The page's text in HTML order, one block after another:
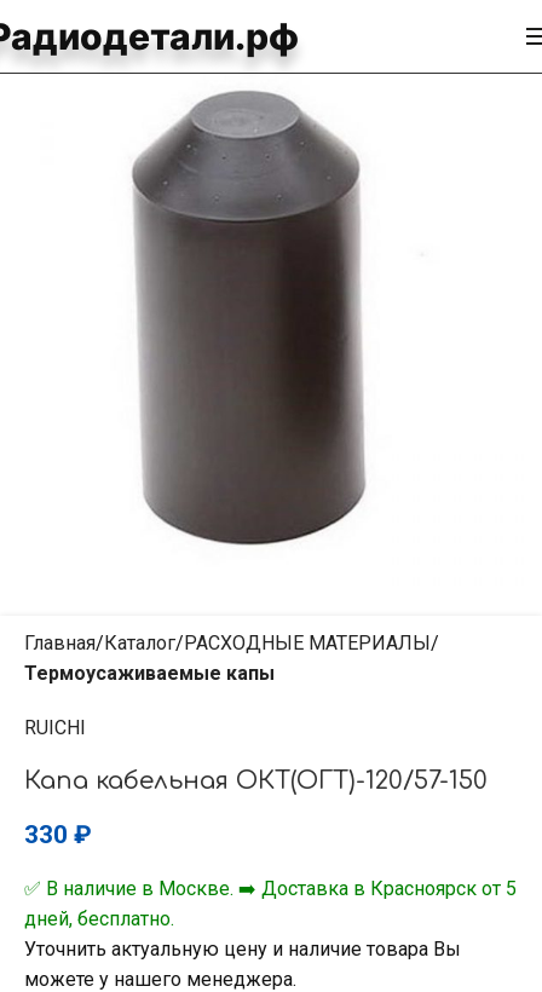
Главная Каталог РАСХОДНЫЕ МАТЕРИАЛЫ
Термоусаживаемые капы
RUICHI
Капа кабельная ОКТ(ОГТ)-120/57-150
330 ₽
✅ В наличие в Москве. ➡️ Доставка в Красноярск от 5
дней, бесплатно.
Уточнить актуальную цену и наличие товара Вы
можете у нашего менеджера.